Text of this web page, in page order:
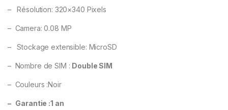
– Résolution: 320×340 Pixels
– Camera: 0.08 MP
– Stockage extensible: MicroSD
– Nombre de SIM : Double SIM
– Couleurs :Noir
– Garantie :1 an